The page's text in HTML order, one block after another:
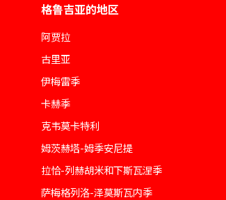
格鲁吉亚的地区
阿贾拉
古里亚
伊梅雷季
卡赫季
克韦莫卡特利
姆茨赫塔-姆季安尼提
拉恰-列赫胡米和下斯瓦涅季
萨梅格列洛-泽莫斯瓦内季